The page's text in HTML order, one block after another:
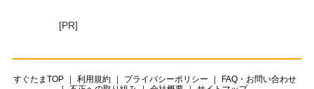
[PR]
すぐたまTOP 利用規約 プライバシーポリシー
FAQ・お問い合わせ